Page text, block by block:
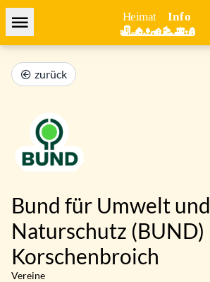
zurück
Bund für Umwelt und
Naturschutz (BUND)
Korschenbroich
Vereine